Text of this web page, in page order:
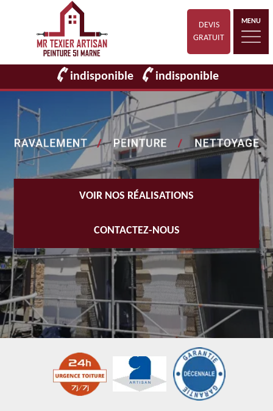
DEVIS
GRATUIT
MENU
indisponible indisponible
VOIR NOS RÉALISATIONS
CONTACTEZ-NOUS